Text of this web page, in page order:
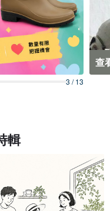
居家
4 / 13
輯